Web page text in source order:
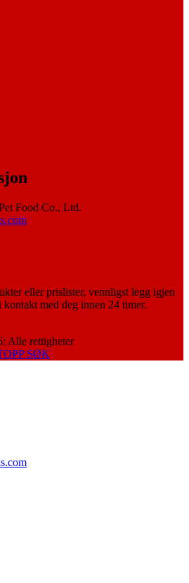
Food Co., Ltd.
eller prislister, vennligst legg igjen
kontakt med deg innen 24 timer.
Alle rettigheter
SØK